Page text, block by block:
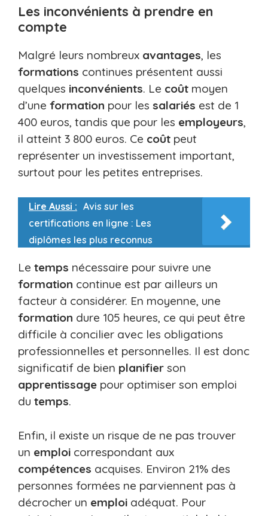
Les inconvénients à prendre en
compte
Malgré leurs nombreux avantages, les
formations continues présentent aussi
quelques inconvénients. Le coût moyen
d’une formation pour les salariés est de 1
400 euros, tandis que pour les employeurs,
il atteint 3 800 euros. Ce coût peut
représenter un investissement important,
surtout pour les petites entreprises.
Lire Aussi : Avis sur les
certifications en ligne : Les
diplômes les plus reconnus
Le temps nécessaire pour suivre une
formation continue est par ailleurs un
facteur à considérer. En moyenne, une
formation dure 105 heures, ce qui peut être
difficile à concilier avec les obligations
professionnelles et personnelles. Il est donc
significatif de bien planifier son
apprentissage pour optimiser son emploi
du temps.
Enfin, il existe un risque de ne pas trouver
un emploi correspondant aux
compétences acquises. Environ 21% des
personnes formées ne parviennent pas à
décrocher un emploi adéquat. Pour